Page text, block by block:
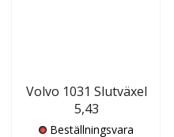
Volvo 1031 Slutväxel
5,43
Beställningsvara